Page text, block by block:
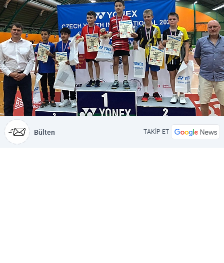
Bülten TAKİP ET